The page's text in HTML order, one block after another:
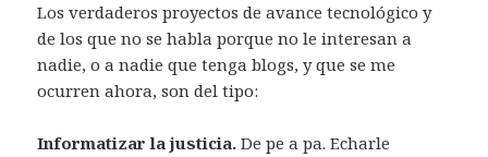
Los verdaderos proyectos de avance tecnológico y
de los que no se habla porque no le interesan a
nadie, o a nadie que tenga blogs, y que se me
ocurren ahora, son del tipo:
Informatizar la justicia. De pe a pa. Echarle